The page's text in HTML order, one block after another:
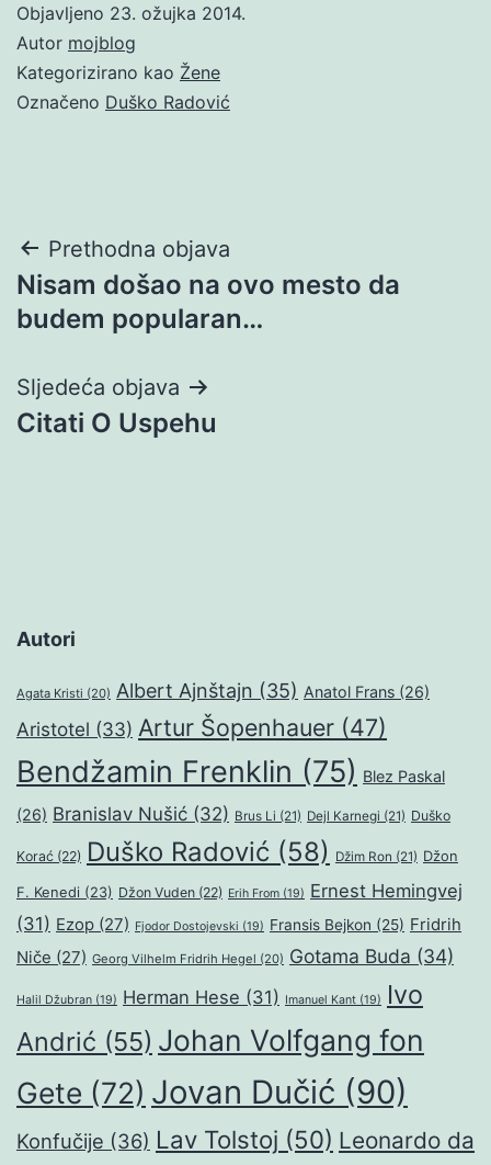
Objavljeno 23. ožujka 2014.
Autor mojblog
Kategorizirano kao Žene
Označeno Duško Radović
Navigacija
objava
Prethodna objava
Nisam došao na ovo mesto da
budem popularan…
Sljedeća objava
Citati O Uspehu
Autori
Agata Kristi (20) Albert Ajnštajn (35) Anatol Frans (26)
Aristotel (33) Artur Šopenhauer (47)
Bendžamin Frenklin (75) Blez Paskal
(26) Branislav Nušić (32) Brus Li (21) Dejl Karnegi (21) Duško
Korać (22) Duško Radović (58) Džim Ron (21) Džon
F. Kenedi (23) Džon Vuden (22) Erih From (19) Ernest Hemingvej
(31) Ezop (27) Fjodor Dostojevski (19) Fransis Bejkon (25) Fridrih
Niče (27) Georg Vilhelm Fridrih Hegel (20) Gotama Buda (34)
Halil Džubran (19) Herman Hese (31) Imanuel Kant (19)
Ivo
Andrić (55) Johan Volfgang fon
Gete (72) Jovan Dučić (90)
Konfučije (36) Lav Tolstoj (50) Leonardo da